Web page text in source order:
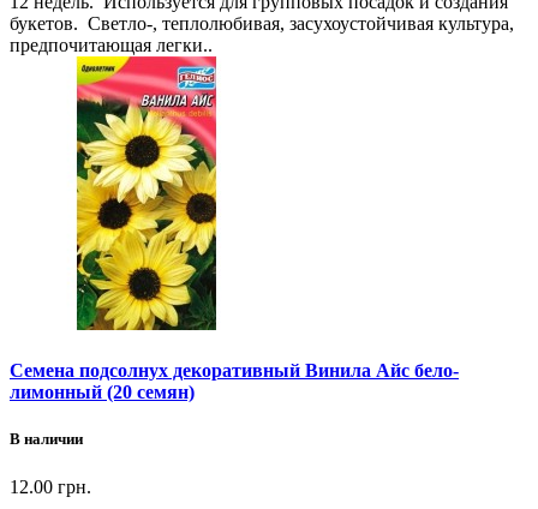
букетов. Светло-, теплолюбивая, засухоустойчивая культура,
предпочитающая легки..
Семена подсолнух декоративный Винила Айс бело-
лимонный (20 семян)
В наличии
12.00 грн.